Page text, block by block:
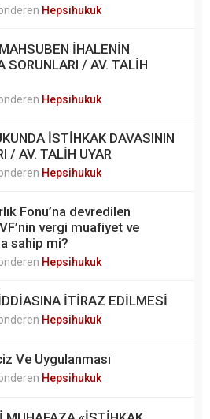
Hepsihukuk
İHALENİN
SORUNLARI / AV. TALİH
Hepsihukuk
İSTİHKAK DAVASININ
/ AV. TALİH UYAR
Hepsihukuk
Fonu’na devredilen
vergi muafiyet ve
sahip mi?
Hepsihukuk
İTİRAZ EDİLMESİ
Hepsihukuk
Ve Uygulanması
Hepsihukuk